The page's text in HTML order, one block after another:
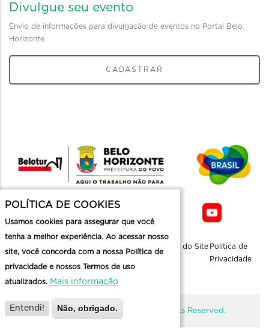
Divulgue seu evento
Envio de informações para divulgação de eventos no Portal Belo
Horizonte
CADASTRAR
Mapa do Site Politica de
Privacidade
@ Copyright Belotur 2026. All Rights Reserved.
POLÍTICA DE COOKIES
Usamos cookies para assegurar que você
tenha a melhor experiência. Ao acessar nosso
site, você concorda com a nossa Política de
privacidade e nossos Termos de uso
atualizados. Mais informação
Entendi! Não, obrigado.